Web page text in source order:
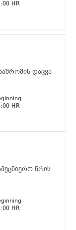
HR
დაცვა
HR
წრის
HR